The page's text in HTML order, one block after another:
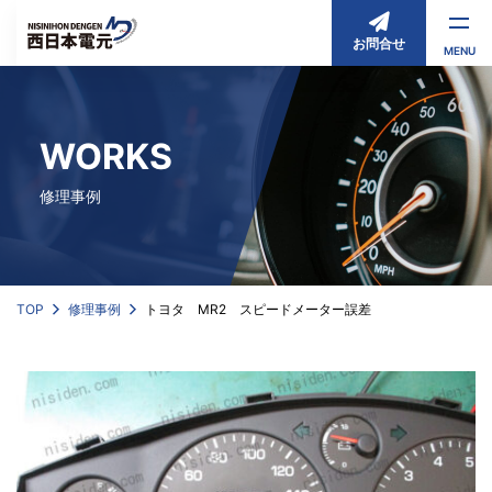
お問合せ MENU
WORKS
修理事例
TOP 修理事例 トヨタ MR2 スピードメーター誤差